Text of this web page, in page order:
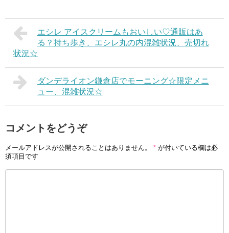
エシレ アイスクリームもおいしい♡通販はあ
る？持ち歩き、エシレ丸の内混雑状況、売切れ
状況☆
ダンデライオン鎌倉店でモーニング☆限定メニ
ュー、混雑状況☆
コメントをどうぞ
メールアドレスが公開されることはありません。 * が付いている欄は必
須項目です